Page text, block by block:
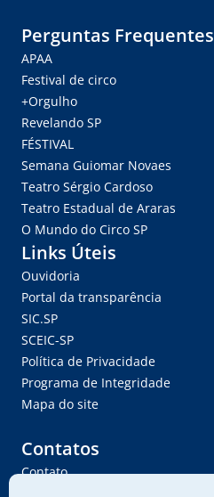
Perguntas Frequentes
APAA
Festival de circo
+Orgulho
Revelando SP
FÉSTIVAL
Semana Guiomar Novaes
Teatro Sérgio Cardoso
Teatro Estadual de Araras
O Mundo do Circo SP
Links Úteis
Ouvidoria
Portal da transparência
SIC.SP
SCEIC-SP
Política de Privacidade
Programa de Integridade
Mapa do site
Contatos
Contato